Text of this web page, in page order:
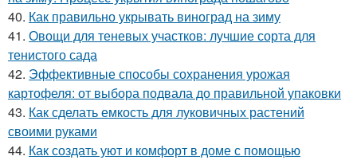
40. Как правильно укрывать виноград на зиму
41. Овощи для теневых участков: лучшие сорта для
тенистого сада
42. Эффективные способы сохранения урожая
картофеля: от выбора подвала до правильной упаковки
43. Как сделать емкость для луковичных растений
своими руками
44. Как создать уют и комфорт в доме с помощью